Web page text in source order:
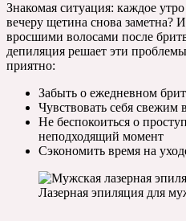
Знакомая ситуация: каждое
вечеру щетина снова заметна?
вросшими волосами после
депиляция решает эти
приятно:
Забыть о ежедневном
Чувствовать себя свежим
Не беспокоиться о
неподходящий момент
Сэкономить время на
Лазерная эпиляция для